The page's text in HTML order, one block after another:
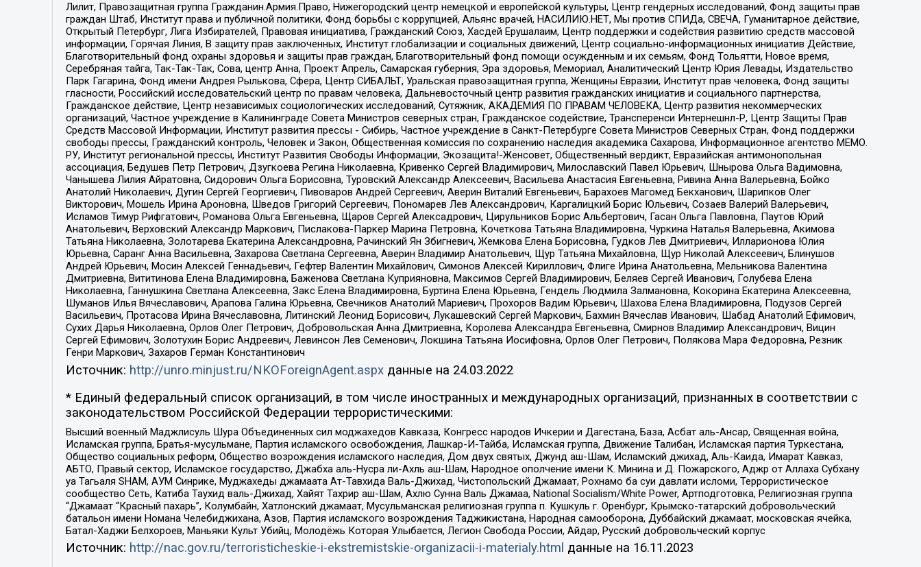
Лилит, Правозащитная группа Гражданин.Армия.Право, Нижегородский центр немецкой и европейской культуры, Центр гендерных исследований, Фонд защиты прав
граждан Штаб, Институт права и публичной политики, Фонд борьбы с коррупцией, Альянс врачей, НАСИЛИЮ.НЕТ, Мы против СПИДа, СВЕЧА, Гуманитарное действие,
Открытый Петербург, Лига Избирателей, Правовая инициатива, Гражданский Союз, Хасдей Ерушалаим, Центр поддержки и содействия развитию средств массовой
информации, Горячая Линия, В защиту прав заключенных, Институт глобализации и социальных движений, Центр социально-информационных инициатив Действие,
Благотворительный фонд охраны здоровья и защиты прав граждан, Благотворительный фонд помощи осужденным и их семьям, Фонд Тольятти, Новое время,
Серебряная тайга, Так-Так-Так, Сова, центр Анна, Проект Апрель, Самарская губерния, Эра здоровья, Мемориал, Аналитический Центр Юрия Левады, Издательство
Парк Гагарина, Фонд имени Андрея Рылькова, Сфера, Центр СИБАЛЬТ, Уральская правозащитная группа, Женщины Евразии, Институт прав человека, Фонд защиты
гласности, Российский исследовательский центр по правам человека, Дальневосточный центр развития гражданских инициатив и социального партнерства,
Гражданское действие, Центр независимых социологических исследований, Сутяжник, АКАДЕМИЯ ПО ПРАВАМ ЧЕЛОВЕКА, Центр развития некоммерческих
организаций, Частное учреждение в Калининграде Совета Министров северных стран, Гражданское содействие, Трансперенси Интернешнл-Р, Центр Защиты Прав
Средств Массовой Информации, Институт развития прессы - Сибирь, Частное учреждение в Санкт-Петербурге Совета Министров Северных Стран, Фонд поддержки
свободы прессы, Гражданский контроль, Человек и Закон, Общественная комиссия по сохранению наследия академика Сахарова, Информационное агентство МЕМО.
РУ, Институт региональной прессы, Институт Развития Свободы Информации, Экозащита!-Женсовет, Общественный вердикт, Евразийская антимонопольная
ассоциация, Бедушев Петр Петрович, Дзугкоева Регина Николаевна, Кривенко Сергей Владимирович, Милославский Павел Юрьевич, Шнырова Ольга Вадимовна,
Чанышева Лилия Айратовна, Сидорович Ольга Борисовна, Туровский Александр Алексеевич, Васильева Анастасия Евгеньевна, Ривина Анна Валерьевна, Бойко
Анатолий Николаевич, Дугин Сергей Георгиевич, Пивоваров Андрей Сергеевич, Аверин Виталий Евгеньевич, Барахоев Магомед Бекханович, Шарипков Олег
Викторович, Мошель Ирина Ароновна, Шведов Григорий Сергеевич, Пономарев Лев Александрович, Каргалицкий Борис Юльевич, Созаев Валерий Валерьевич,
Исламов Тимур Рифгатович, Романова Ольга Евгеньевна, Щаров Сергей Алексадрович, Цирульников Борис Альбертович, Гасан Ольга Павловна, Паутов Юрий
Анатольевич, Верховский Александр Маркович, Пислакова-Паркер Марина Петровна, Кочеткова Татьяна Владимировна, Чуркина Наталья Валерьевна, Акимова
Татьяна Николаевна, Золотарева Екатерина Александровна, Рачинский Ян Збигневич, Жемкова Елена Борисовна, Гудков Лев Дмитриевич, Илларионова Юлия
Юрьевна, Саранг Анна Васильевна, Захарова Светлана Сергеевна, Аверин Владимир Анатольевич, Щур Татьяна Михайловна, Щур Николай Алексеевич, Блинушов
Андрей Юрьевич, Мосин Алексей Геннадьевич, Гефтер Валентин Михайлович, Симонов Алексей Кириллович, Флиге Ирина Анатольевна, Мельникова Валентина
Дмитриевна, Вититинова Елена Владимировна, Баженова Светлана Куприяновна, Максимов Сергей Владимирович, Беляев Сергей Иванович, Голубева Елена
Николаевна, Ганнушкина Светлана Алексеевна, Закс Елена Владимировна, Буртина Елена Юрьевна, Гендель Людмила Залмановна, Кокорина Екатерина Алексеевна,
Шуманов Илья Вячеславович, Арапова Галина Юрьевна, Свечников Анатолий Мариевич, Прохоров Вадим Юрьевич, Шахова Елена Владимировна, Подузов Сергей
Васильевич, Протасова Ирина Вячеславовна, Литинский Леонид Борисович, Лукашевский Сергей Маркович, Бахмин Вячеслав Иванович, Шабад Анатолий Ефимович,
Сухих Дарья Николаевна, Орлов Олег Петрович, Добровольская Анна Дмитриевна, Королева Александра Евгеньевна, Смирнов Владимир Александрович, Вицин
Сергей Ефимович, Золотухин Борис Андреевич, Левинсон Лев Семенович, Локшина Татьяна Иосифовна, Орлов Олег Петрович, Полякова Мара Федоровна, Резник
Генри Маркович, Захаров Герман Константинович
Источник: http://unro.minjust.ru/NKOForeignAgent.aspxданные на 24.03.2022
* Единый федеральный список организаций, в том числе иностранных и международных организаций, признанных в соответствии с
законодательством Российской Федерации террористическими:
Высший военный Маджлисуль Шура Объединенных сил моджахедов Кавказа, Конгресс народов Ичкерии и Дагестана, База, Асбат аль-Ансар, Священная война,
Исламская группа, Братья-мусульмане, Партия исламского освобождения, Лашкар-И-Тайба, Исламская группа, Движение Талибан, Исламская партия Туркестана,
Общество социальных реформ, Общество возрождения исламского наследия, Дом двух святых, Джунд аш-Шам, Исламский джихад, Аль-Каида, Имарат Кавказ,
АБТО, Правый сектор, Исламское государство, Джабха аль-Нусра ли-Ахль аш-Шам, Народное ополчение имени К. Минина и Д. Пожарского, Аджр от Аллаха Субхану
уа Тагьаля SHAM, АУМ Синрике, Муджахеды джамаата Ат-Тавхида Валь-Джихад, Чистопольский Джамаат, Рохнамо ба суи давлати исломи, Террористическое
сообщество Сеть, Катиба Таухид валь-Джихад, Хайят Тахрир аш-Шам, Ахлю Сунна Валь Джамаа, National Socialism/White Power, Артподготовка, Религиозная группа
“Джамаат “Красный пахарь”, Колумбайн, Хатлонский джамаат, Мусульманская религиозная группа п. Кушкуль г. Оренбург, Крымско-татарский добровольческий
батальон имени Номана Челебиджихана, Азов, Партия исламского возрождения Таджикистана, Народная самооборона, Дуббайский джамаат, московская ячейка,
Батал-Хаджи Белхороев, Маньяки Культ Убийц, Молодёжь Которая Улыбается, Легион Свобода России, Айдар, Русский добровольческий корпус
Источник: http://nac.gov.ru/terroristicheskie-i-ekstremistskie-organizacii-i-materialy.html данные на 16.11.2023